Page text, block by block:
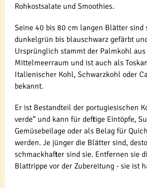
Rohkostsalate und Smoothies.
Seine 40 bis 80 cm langen Blätter sind
dunkelgrün bis blauschwarz gefärbt
Ursprünglich stammt der Palmkohl aus
Mittelmeerraum und ist auch als
Italienischer Kohl, Schwarzkohl oder
bekannt.
Er ist Bestandteil der portugiesischen
verde“ und kann für deftige Eintöpfe,
Gemüsebeilage oder als Belag für
werden. Je jünger die Blätter sind,
schmackhafter sind sie. Entfernen sie
Blattrippe vor der Zubereitung - sie ist